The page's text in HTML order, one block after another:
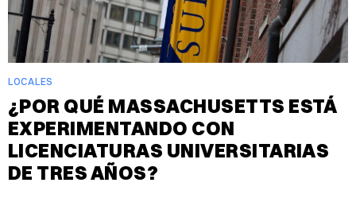
LOCALES
¿POR QUÉ MASSACHUSETTS ESTÁ
EXPERIMENTANDO CON
LICENCIATURAS UNIVERSITARIAS
DE TRES AÑOS?